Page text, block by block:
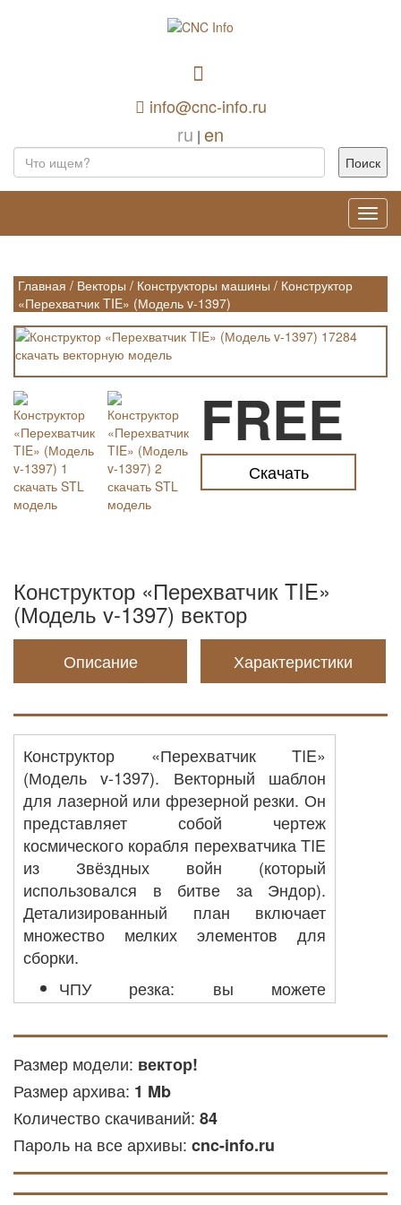
info@cnc-info.ru
ru | en
Главная / Векторы / Конструкторы машины / Конструктор
«Перехватчик TIE» (Модель v-1397)
FREE
Скачать
Конструктор «Перехватчик TIE»
(Модель v-1397) вектор
Описание Характеристики
Конструктор «Перехватчик TIE»
(Модель v-1397). Векторный шаблон
для лазерной или фрезерной резки. Он
представляет собой чертеж
космического корабля перехватчика TIE
из Звёздных войн (который
использовался в битве за Эндор).
Детализированный план включает
множество мелких элементов для
сборки.
ЧПУ резка: вы можете
использовать его для создания
деталей из металла, деревянных
или других доступных материалов
на оборудовании с ЧПУ.
Лазерная резка: файл подходит
для лазерной резки дерева и
других твёрдых и мягких
материалов.
Гравировка фрезой: этот файл
Размер модели: вектор!
Размер архива: 1 Mb
Количество скачиваний: 84
Пароль на все архивы: cnc-info.ru